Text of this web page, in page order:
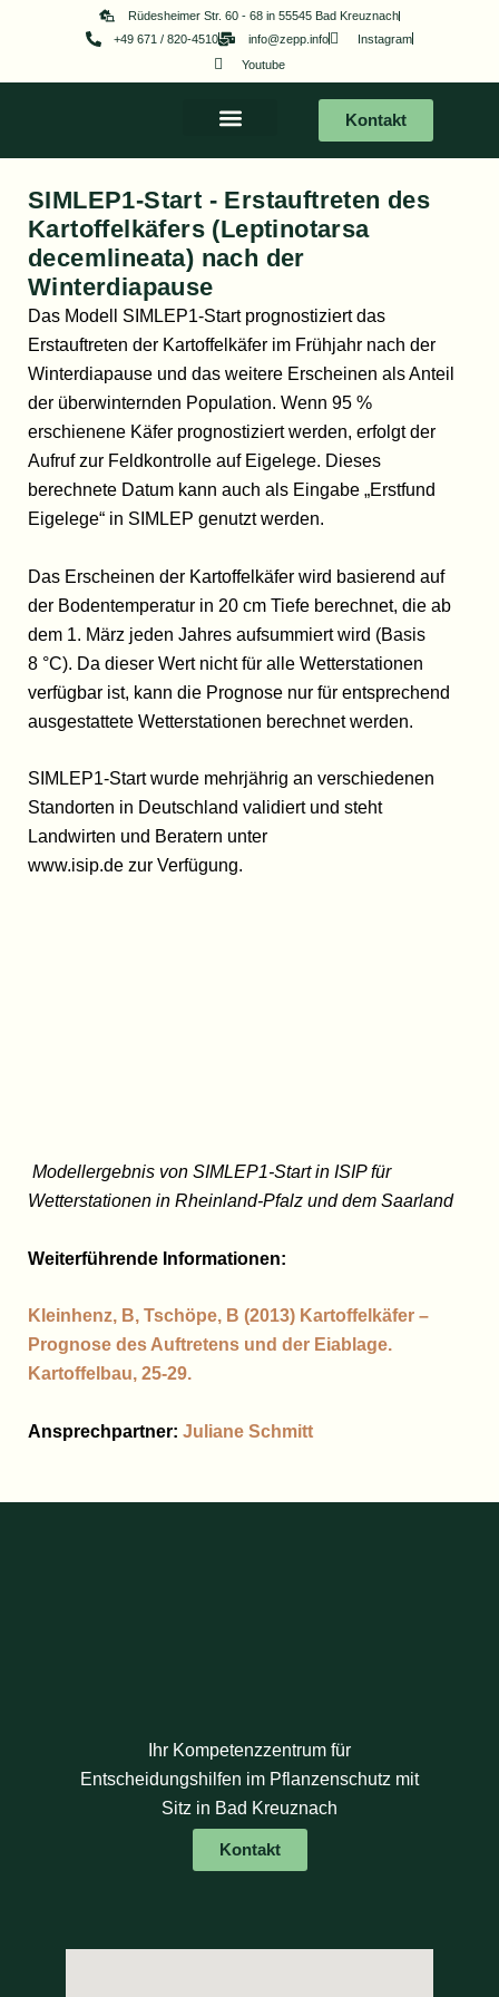
Rüdesheimer Str. 60 - 68 in 55545 Bad Kreuznach
+49 671 / 820-4510
info@zepp.info
Instagram
Youtube
Kontakt
SIMLEP1-Start - Erstauftreten des
Kartoffelkäfers (Leptinotarsa
decemlineata) nach der
Winterdiapause
Das Modell SIMLEP1-Start prognostiziert das
Erstauftreten der Kartoffelkäfer im Frühjahr nach der
Winterdiapause und das weitere Erscheinen als Anteil
der überwinternden Population. Wenn 95 %
erschienene Käfer prognostiziert werden, erfolgt der
Aufruf zur Feldkontrolle auf Eigelege. Dieses
berechnete Datum kann auch als Eingabe „Erstfund
Eigelege“ in SIMLEP genutzt werden.
Das Erscheinen der Kartoffelkäfer wird basierend auf
der Bodentemperatur in 20 cm Tiefe berechnet, die ab
dem 1. März jeden Jahres aufsummiert wird (Basis
8 °C). Da dieser Wert nicht für alle Wetterstationen
verfügbar ist, kann die Prognose nur für entsprechend
ausgestattete Wetterstationen berechnet werden.
SIMLEP1-Start wurde mehrjährig an verschiedenen
Standorten in Deutschland validiert und steht
Landwirten und Beratern unter
www.isip.de zur Verfügung.
Modellergebnis von SIMLEP1-Start in ISIP für
Wetterstationen in Rheinland-Pfalz und dem Saarland
Weiterführende Informationen:
Kleinhenz, B, Tschöpe, B (2013) Kartoffelkäfer –
Prognose des Auftretens und der Eiablage.
Kartoffelbau, 25-29.
Ansprechpartner: Juliane Schmitt
Ihr Kompetenzzentrum für
Entscheidungshilfen im Pflanzenschutz mit
Sitz in Bad Kreuznach
Kontakt